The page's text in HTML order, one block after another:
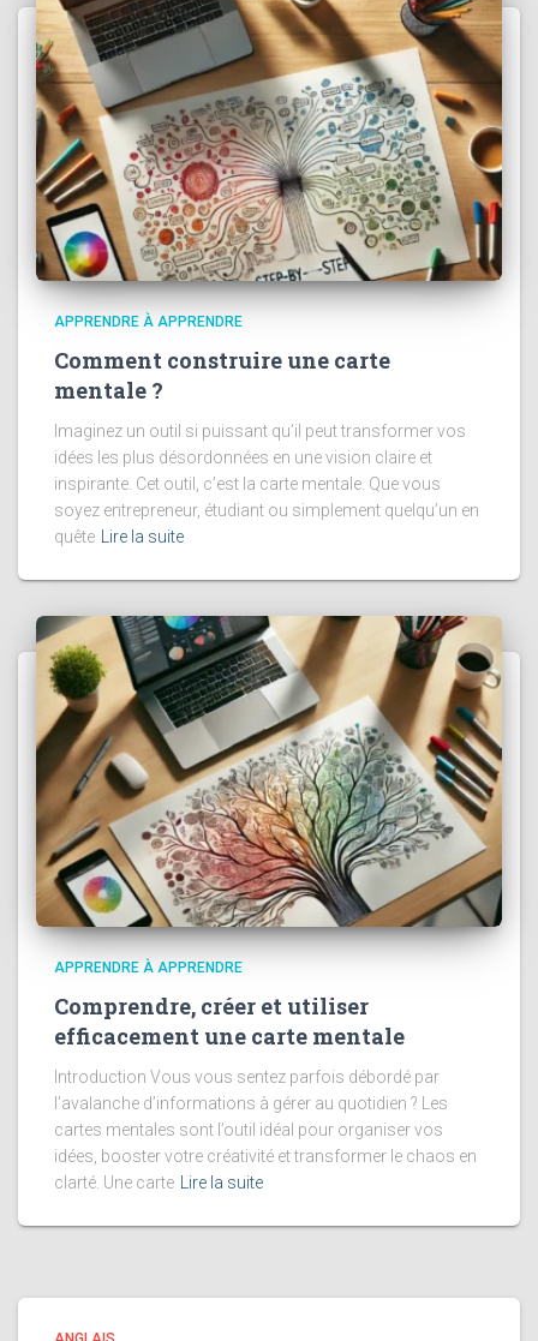
APPRENDRE À APPRENDRE
Comment construire une carte
mentale ?
Imaginez un outil si puissant qu’il peut transformer vos
idées les plus désordonnées en une vision claire et
inspirante. Cet outil, c’est la carte mentale. Que vous
soyez entrepreneur, étudiant ou simplement quelqu’un en
quête Lire la suite
APPRENDRE À APPRENDRE
Comprendre, créer et utiliser
efficacement une carte mentale
Introduction Vous vous sentez parfois débordé par
l’avalanche d’informations à gérer au quotidien ? Les
cartes mentales sont l’outil idéal pour organiser vos
idées, booster votre créativité et transformer le chaos en
clarté. Une carte
Lire la suite